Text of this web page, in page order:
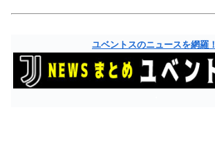
ユベントスのニュースを網羅！